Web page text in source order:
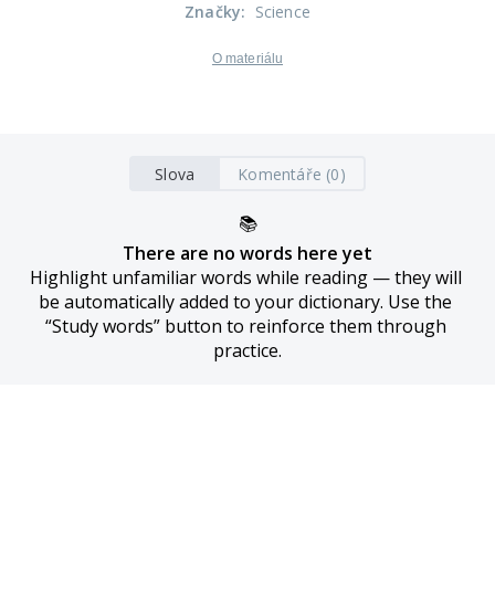
Značky: Science
O materiálu
Slova Komentáře (0)
📚
There are no words here yet
Highlight unfamiliar words while reading — they will
be automatically added to your dictionary. Use the
“Study words” button to reinforce them through
practice.